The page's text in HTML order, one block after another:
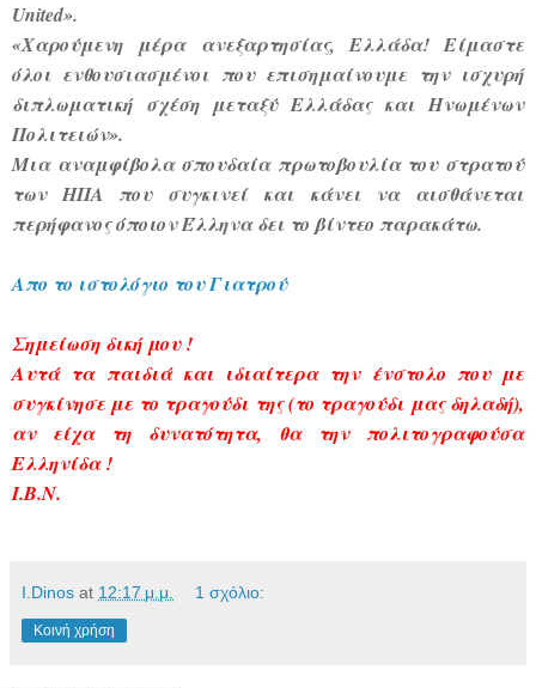
United».
«Χαρούμενη μέρα ανεξαρτησίας, Ελλάδα! Είμαστε
όλοι ενθουσιασμένοι που επισημαίνουμε την ισχυρή
διπλωματική σχέση μεταξύ Ελλάδας και Ηνωμένων
Πολιτειών».
Μια αναμφίβολα σπουδαία πρωτοβουλία του στρατού
των ΗΠΑ που συγκινεί και κάνει να αισθάνεται
περήφανος όποιον Έλληνα δει το βίντεο παρακάτω.
Απο το ιστολόγιο του Γιατρού
Σημείωση δική μου !
Αυτά τα παιδιά και ιδιαίτερα την ένστολο που με
συγκίνησε με το τραγούδι της (το τραγούδι μας δηλαδή),
αν είχα τη δυνατότητα, θα την πολιτογραφούσα
Ελληνίδα !
Ι.Β.Ν.
Ι.Dinos at 12:17 μ.μ. 1 σχόλιο:
Κοινή χρήση